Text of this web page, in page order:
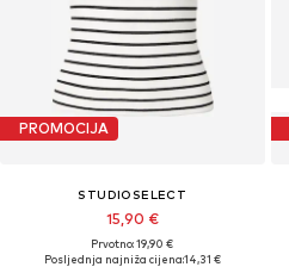
PROMOCIJA
STUDIOSELECT
15,90 €
Prvotno: 19,90 €
Posljednja najniža cijena:14,31 €